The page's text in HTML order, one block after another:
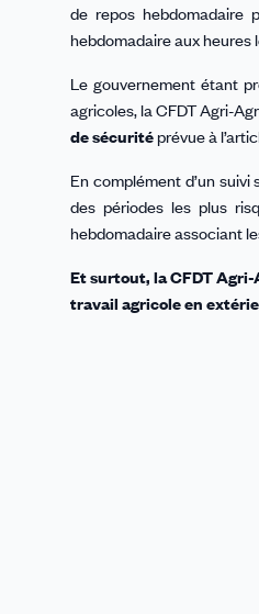
de repos
hebdomadaire aux heures
Le gouvernement étant
agricoles, la CFDT Agri-
de sécurité prévue à
En complément d’un
des périodes les plus
hebdomadaire associant
Et surtout, la CFDT
travail agricole en